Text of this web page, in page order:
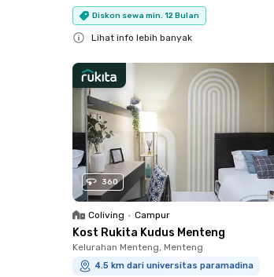
Diskon sewa min. 12 Bulan
Lihat info lebih banyak
360
Coliving • Campur
Kost Rukita Kudus Menteng
Kelurahan Menteng, Menteng
4.5 km dari universitas paramadina